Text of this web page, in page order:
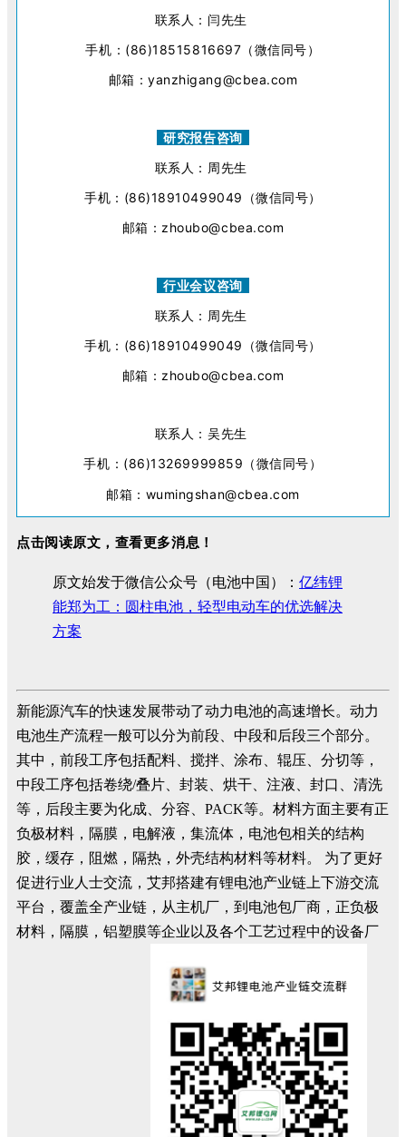
联系人：闫先生
手机：(86)18515816697（微信同号）
邮箱：yanzhigang@cbea.com
研究报告咨询
联系人：周先生
手机：(86)18910499049（微信同号）
邮箱：zhoubo@cbea.com
行业会议咨询
联系人：周先生
手机：(86)18910499049（微信同号）
邮箱：zhoubo@cbea.com
联系人：吴先生
手机：(86)13269999859（微信同号）
邮箱：wumingshan@cbea.com
点击阅读原文，查看更多消息！
原文始发于微信公众号（电池中国）： 亿纬锂
能郑为工：圆柱电池，轻型电动车的优选解决
方案
新能源汽车的快速发展带动了动力电池的高速增长。动力
电池生产流程一般可以分为前段、中段和后段三个部分。
其中，前段工序包括配料、搅拌、涂布、辊压、分切等，
中段工序包括卷绕/叠片、封装、烘干、注液、封口、清洗
等，后段主要为化成、分容、PACK等。材料方面主要有正
负极材料，隔膜，电解液，集流体，电池包相关的结构
胶，缓存，阻燃，隔热，外壳结构材料等材料。 为了更好
促进行业人士交流，艾邦搭建有锂电池产业链上下游交流
平台，覆盖全产业链，从主机厂，到电池包厂商，正负极
材料，隔膜，铝塑膜等企业以及各个工艺过程中的设备厂